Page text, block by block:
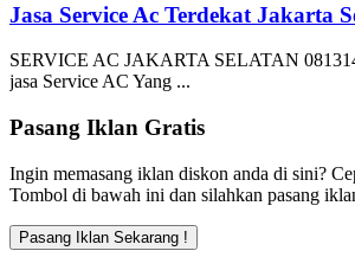
Jasa Service Ac Terdekat Jakarta
SERVICE AC JAKARTA SELATAN
jasa Service AC Yang ...
Pasang Iklan Gratis
Ingin memasang iklan diskon anda di sini?
Tombol di bawah ini dan silahkan pasang